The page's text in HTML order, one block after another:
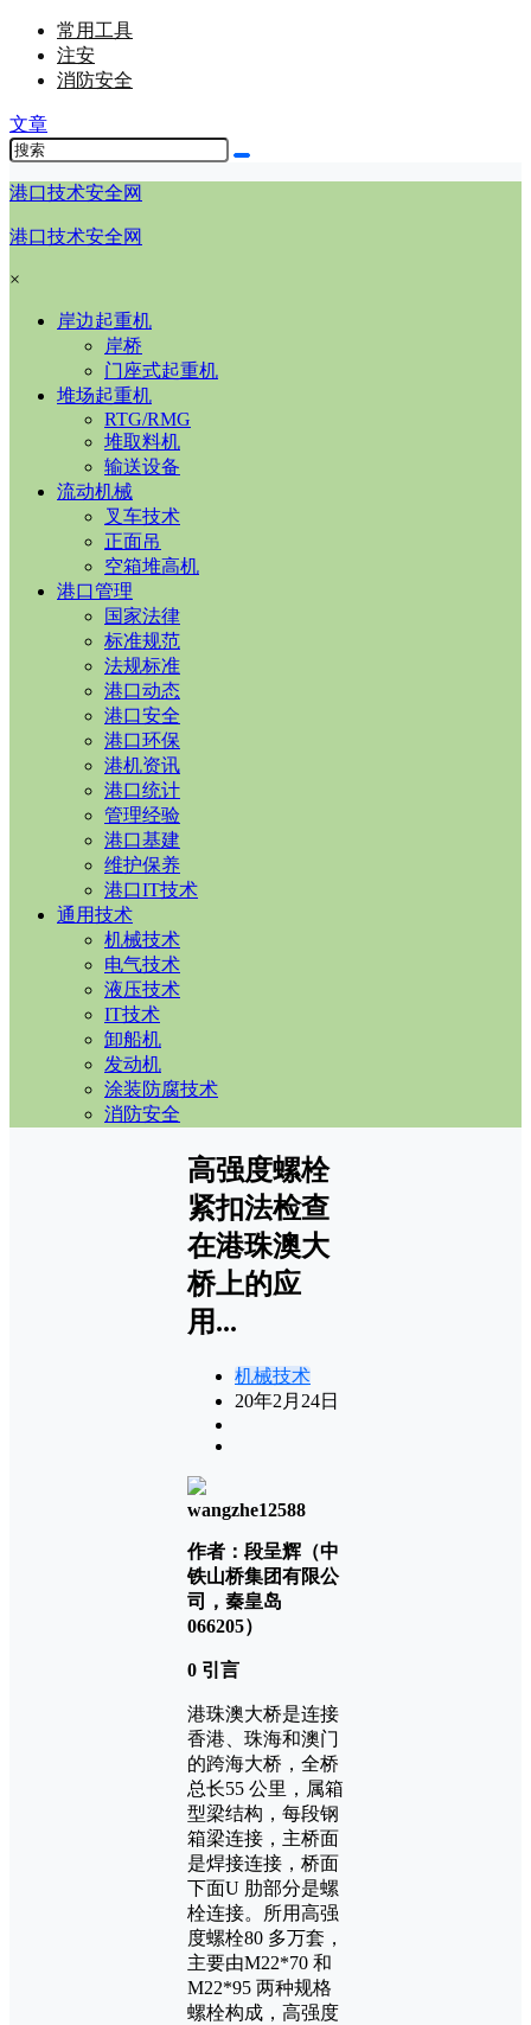
常用工具
注安
消防安全
文章
港口技术安全网
港口技术安全网
×
岸边起重机
岸桥
门座式起重机
堆场起重机
RTG/RMG
堆取料机
输送设备
流动机械
叉车技术
正面吊
空箱堆高机
港口管理
国家法律
标准规范
法规标准
港口动态
港口安全
港口环保
港机资讯
港口统计
管理经验
港口基建
维护保养
港口IT技术
通用技术
机械技术
电气技术
液压技术
IT技术
卸船机
发动机
涂装防腐技术
消防安全
高强度螺栓
紧扣法检查
在港珠澳大
桥上的应
用...
机械技术
20年2月24日
wangzhe12588
作者： 段呈辉（中
铁山桥集团有限公
司，秦皇岛
066205）
0 引言
港珠澳大桥是连接
香港、珠海和澳门
的跨海大桥，全桥
总长55 公里，属箱
型梁结构，每段钢
箱梁连接，主桥面
是焊接连接，桥面
下面U 肋部分是螺
栓连接。所用高强
度螺栓80 多万套，
主要由M22*70 和
M22*95 两种规格
螺栓构成，高强度